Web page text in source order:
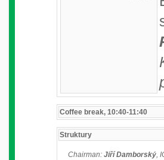
Coffee break, 10:40-11:40
Struktury
Chairman: Jiří Damborský,